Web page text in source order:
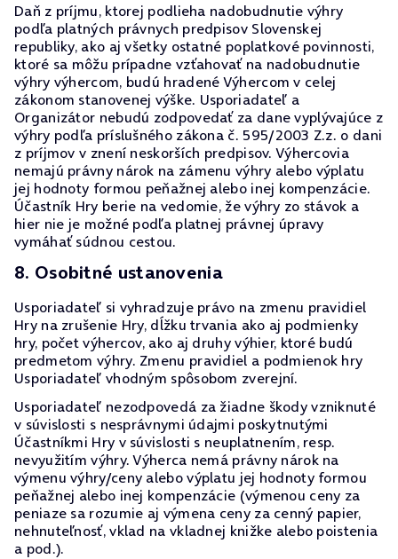
Daň z príjmu, ktorej podlieha nadobudnutie výhry
podľa platných právnych predpisov Slovenskej
republiky, ako aj všetky ostatné poplatkové povinnosti,
ktoré sa môžu prípadne vzťahovať na nadobudnutie
výhry výhercom, budú hradené Výhercom v celej
zákonom stanovenej výške. Usporiadateľ a
Organizátor nebudú zodpovedať za dane vyplývajúce z
výhry podľa príslušného zákona č. 595/2003 Z.z. o dani
z príjmov v znení neskorších predpisov. Výhercovia
nemajú právny nárok na zámenu výhry alebo výplatu
jej hodnoty formou peňažnej alebo inej kompenzácie.
Účastník Hry berie na vedomie, že výhry zo stávok a
hier nie je možné podľa platnej právnej úpravy
vymáhať súdnou cestou.
8. Osobitné ustanovenia
Usporiadateľ si vyhradzuje právo na zmenu pravidiel
Hry na zrušenie Hry, dĺžku trvania ako aj podmienky
hry, počet výhercov, ako aj druhy výhier, ktoré budú
predmetom výhry. Zmenu pravidiel a podmienok hry
Usporiadateľ vhodným spôsobom zverejní.
Usporiadateľ nezodpovedá za žiadne škody vzniknuté
v súvislosti s nesprávnymi údajmi poskytnutými
Účastníkmi Hry v súvislosti s neuplatnením, resp.
nevyužitím výhry. Výherca nemá právny nárok na
výmenu výhry/ceny alebo výplatu jej hodnoty formou
peňažnej alebo inej kompenzácie (výmenou ceny za
peniaze sa rozumie aj výmena ceny za cenný papier,
nehnuteľnosť, vklad na vkladnej knižke alebo poistenia
a pod.).